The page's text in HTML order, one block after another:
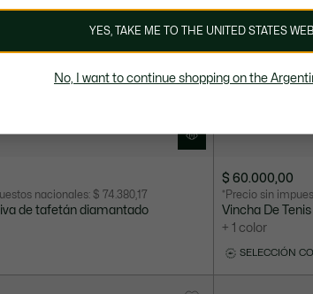
nacionales: $ 74.380,17
de tafetán diamantado
$ 60.000,00
*Precio sin
Vincha De
+ 1 color
SELECCIÓN
YES, TAKE ME TO THE UNITED STATES
No, I want to continue shopping on the